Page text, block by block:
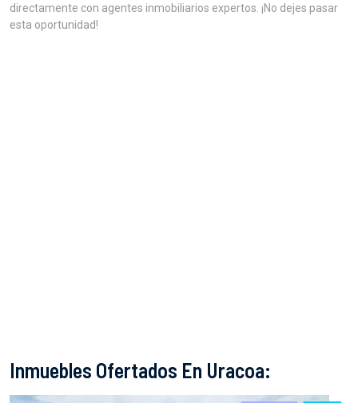
directamente con agentes inmobiliarios expertos. ¡No dejes pasar
esta oportunidad!
Inmuebles Ofertados En Uracoa: